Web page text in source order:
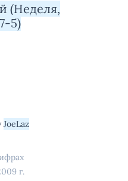
(Неделя,
5)
JoeLaz
г.